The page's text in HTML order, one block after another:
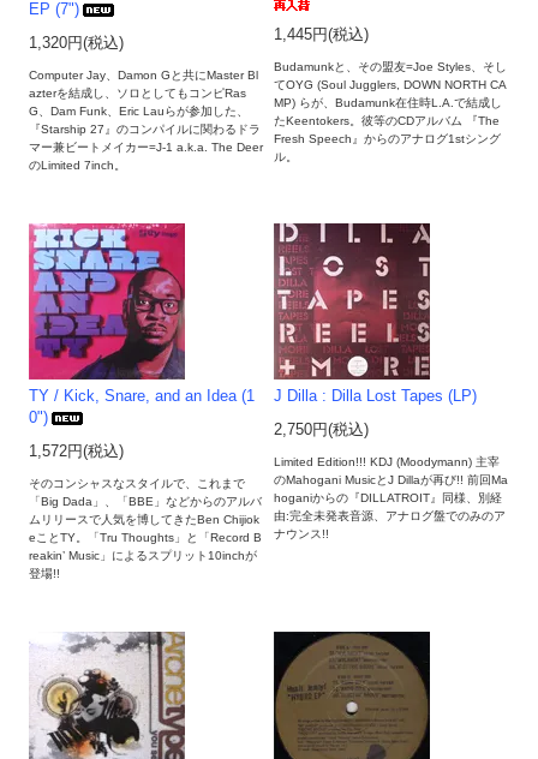
EP (7")
1,320円(税込)
Computer Jay、Damon Gと共にMaster Bl
azterを結成し、ソロとしてもコンピRas
G、Dam Funk、Eric Lauらが参加した、
『Starship 27』のコンパイルに関わるドラ
マー兼ビートメイカー=J-1 a.k.a. The Deer
のLimited 7inch。
1,445円(税込)
Budamunkと、その盟友=Joe Styles、そし
てOYG (Soul Jugglers, DOWN NORTH CA
MP) らが、Budamunk在住時L.A.で結成し
たKeentokers。彼等のCDアルバム 『The
Fresh Speech』からのアナログ1stシング
ル。
TY / Kick, Snare, and an Idea (1
0")
1,572円(税込)
そのコンシャスなスタイルで、これまで
「Big Dada」、「BBE」などからのアルバ
ムリリースで人気を博してきたBen Chijiok
eことTY。「Tru Thoughts」と「Record B
reakin’ Music」によるスプリット10inchが
登場!!
J Dilla : Dilla Lost Tapes (LP)
2,750円(税込)
Limited Edition!!! KDJ (Moodymann) 主宰
のMahogani MusicとJ Dillaが再び!! 前回Ma
hoganiからの『DILLATROIT』同様、別経
由:完全未発表音源、アナログ盤でのみのア
ナウンス!!